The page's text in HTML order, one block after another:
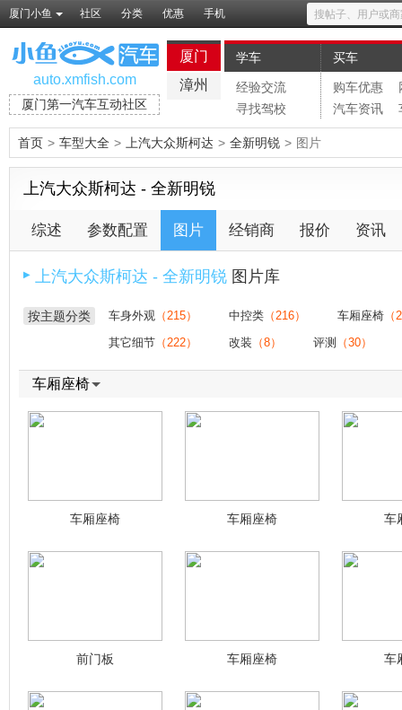
厦门小鱼 社区 分类 优惠 手机
auto.xmfish.com
厦门第一汽车互动社区
厦门
漳州
学车
经验交流
寻找驾校
买车
购车优惠
汽车资讯
首页 > 车型大全 > 上汽大众斯柯达 > 全新明锐 > 图片
上汽大众斯柯达 - 全新明锐
综述 参数配置 图片 经销商 报价 资讯
▶ 上汽大众斯柯达 - 全新明锐 图片库
按主题分类 车身外观 （215） 中控类 （216） 车厢座椅
其它细节 （222） 改装 （8） 评测 （30）
车厢座椅
车厢座椅 车厢座椅 车
前门板 车厢座椅 车